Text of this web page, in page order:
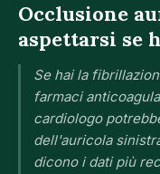
Occlusione
aspettarsi se
Se hai la
farmaci
cardiologo
dell'auricola
dicono i dati più